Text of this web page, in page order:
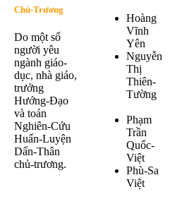
Chủ-Trương
Do một số
người yêu
ngành giáo-
dục, nhà giáo,
trưởng
Hướng-Đạo
và toán
Nghiên-Cứu
Huấn-Luyện
Dấn-Thân
chủ-trương.
Hoàng
Vĩnh
Yên
Nguyễn
Thị
Thiên-
Tường
Phạm
Trần
Quốc-
Việt
Phù-Sa
Việt